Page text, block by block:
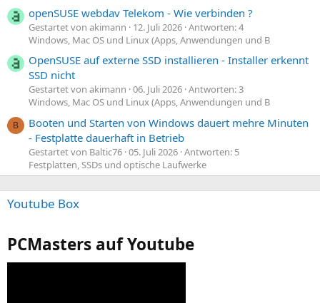
openSUSE webdav Telekom - Wie verbinden ?
Gestartet von akimann 12. Juli 2026 Antworten: 4
Windows, Mac OS und Linux (Apps, Anwendungen und B
OpenSUSE auf externe SSD installieren - Installer erkennt
SSD nicht
Gestartet von akimann 06. Juli 2026 Antworten: 3
Windows, Mac OS und Linux (Apps, Anwendungen und B
B
Booten und Starten von Windows dauert mehre Minuten
- Festplatte dauerhaft in Betrieb
Gestartet von Baltic76 05. Juli 2026 Antworten: 5
Festplatten, SSDs und optische Laufwerke
Youtube Box
PCMasters auf Youtube